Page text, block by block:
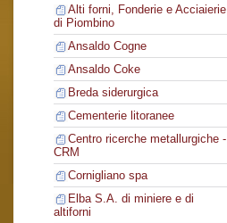
Alti forni, Fonderie e Acciaierie
di Piombino
Ansaldo Cogne
Ansaldo Coke
Breda siderurgica
Cementerie litoranee
Centro ricerche metallurgiche -
CRM
Cornigliano spa
Elba S.A. di miniere e di
altiforni